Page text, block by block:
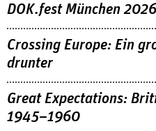
DOK.fest München 2026
Crossing Europe: Ein
drunter
Great Expectations:
1945–1960